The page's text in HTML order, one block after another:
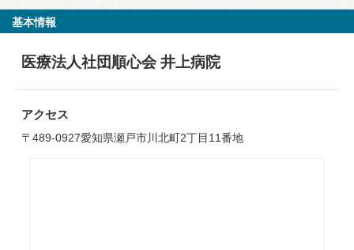
基本情報
医療法人社団順心会 井上病院
アクセス
〒489-0927愛知県瀬戸市川北町2丁目11番地